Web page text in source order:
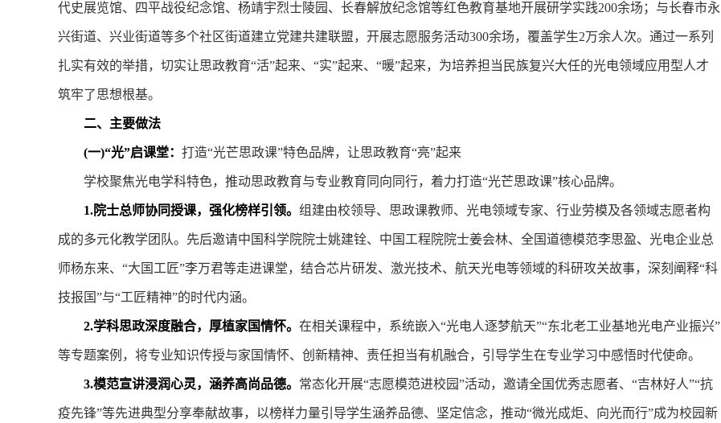
代史展览馆、四平战役纪念馆、杨靖宇烈士陵园、长春解放纪念馆等红色教育基地开展研学实践200余场；与长春市永
兴街道、兴业街道等多个社区街道建立党建共建联盟，开展志愿服务活动300余场，覆盖学生2万余人次。通过一系列
扎实有效的举措，切实让思政教育“活”起来、“实”起来、“暖”起来，为培养担当民族复兴大任的光电领域应用型人才
筑牢了思想根基。
二、主要做法
(一)“光”启课堂： 打造“光芒思政课”特色品牌，让思政教育“亮”起来
学校聚焦光电学科特色，推动思政教育与专业教育同向同行，着力打造“光芒思政课”核心品牌。
1.院士总师协同授课，强化榜样引领。 组建由校领导、思政课教师、光电领域专家、行业劳模及各领域志愿者构
成的多元化教学团队。先后邀请中国科学院院士姚建铨、中国工程院院士姜会林、全国道德模范李思盈、光电企业总
师杨东来、“大国工匠”李万君等走进课堂，结合芯片研发、激光技术、航天光电等领域的科研攻关故事，深刻阐释“科
技报国”与“工匠精神”的时代内涵。
2.学科思政深度融合，厚植家国情怀。 在相关课程中，系统嵌入“光电人逐梦航天”“东北老工业基地光电产业振兴”
等专题案例，将专业知识传授与家国情怀、创新精神、责任担当有机融合，引导学生在专业学习中感悟时代使命。
3.模范宣讲浸润心灵，涵养高尚品德。 常态化开展“志愿模范进校园”活动，邀请全国优秀志愿者、“吉林好人”“抗
疫先锋”等先进典型分享奉献故事，以榜样力量引导学生涵养品德、坚定信念，推动“微光成炬、向光而行”成为校园新